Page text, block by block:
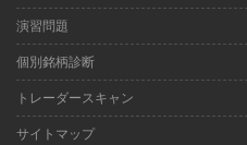
演習問題
個別銘柄診断
トレーダースキャン
サイトマップ